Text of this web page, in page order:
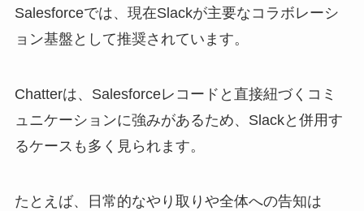
Salesforceでは、現在Slackが主要なコラボレーシ
ョン基盤として推奨されています。
Chatterは、Salesforceレコードと直接紐づくコミ
ュニケーションに強みがあるため、Slackと併用す
るケースも多く見られます。
たとえば、日常的なやり取りや全体への告知は